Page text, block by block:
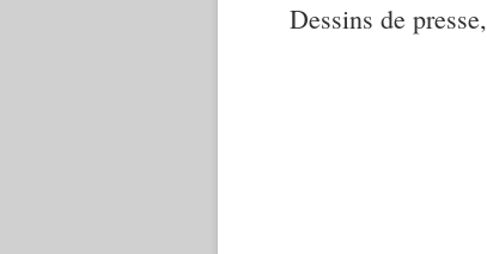
Dessins de